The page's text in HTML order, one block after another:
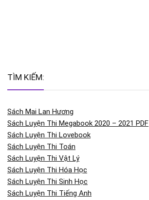
TÌM KIẾM:
Sách Mai Lan Hương
Sách Luyện Thi Megabook 2020 – 2021 PDF
Sách Luyện Thi Lovebook
Sách Luyện Thi Toán
Sách Luyện Thi Vật Lý
Sách Luyện Thi Hóa Học
Sách Luyện Thi Sinh Học
Sách Luyện Thi Tiếng Anh